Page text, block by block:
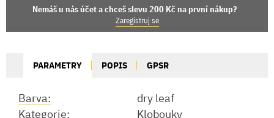
Nemáš u nás účet a chceš slevu 200 Kč na první nákup?
Zaregistruj se
PARAMETRY POPIS GPSR
Barva:
dry leaf
Kategorie:
Klobouky